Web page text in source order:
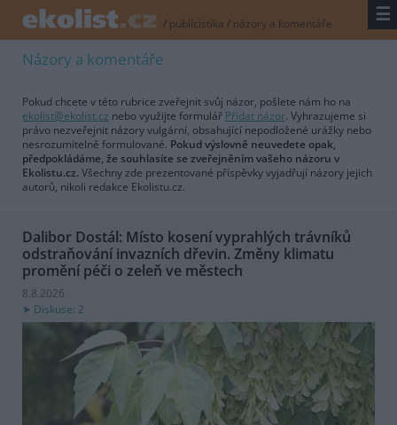
/ publicistika / názory a komentáře ☰
Názory a komentáře
Pokud chcete v této rubrice zveřejnit svůj názor, pošlete nám ho na
ekolist@ekolist.cz nebo využijte formulář Přidat názor. Vyhrazujeme si
právo nezveřejnit názory vulgární, obsahující nepodložené urážky nebo
nesrozumitelně formulované. Pokud výslovně neuvedete opak,
předpokládáme, že souhlasíte se zveřejněním vašeho názoru v
Ekolistu.cz. Všechny zde prezentované příspěvky vyjadřují názory jejich
autorů, nikoli redakce Ekolistu.cz.
Dalibor Dostál: Místo kosení vyprahlých trávníků
odstraňování invazních dřevin. Změny klimatu
promění péči o zeleň ve městech
8.8.2026
Diskuse: 2